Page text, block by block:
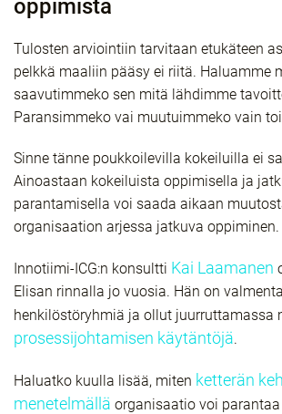
oppimista
Tulosten arviointiin tarvitaan etukäteen
pelkkä maaliin pääsy ei riitä. Haluamme
saavutimmeko sen mitä lähdimme
Paransimmeko vai muutuimmeko vain
Sinne tänne poukkoilevilla kokeiluilla ei
Ainoastaan kokeiluista oppimisella ja
parantamisella voi saada aikaan
organisaation arjessa jatkuva oppiminen.
Innotiimi-ICG:n konsultti Kai Laamanen
Elisan rinnalla jo vuosia. Hän on
henkilöstöryhmiä ja ollut juurruttamassa
prosessijohtamisen käytäntöjä.
Haluatko kuulla lisää, miten ketterän
menetelmällä organisaatio voi